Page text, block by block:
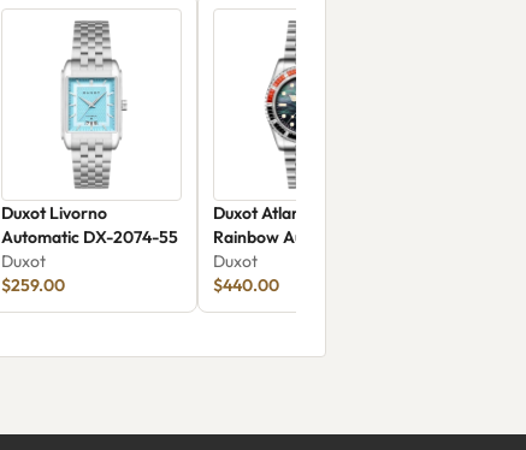
Duxot Livorno
Automatic DX-2074-55
Duxot
$259.00
Duxot Atlantica 40
Rainbow Automatic
DX-2077-22
Duxot
$440.00